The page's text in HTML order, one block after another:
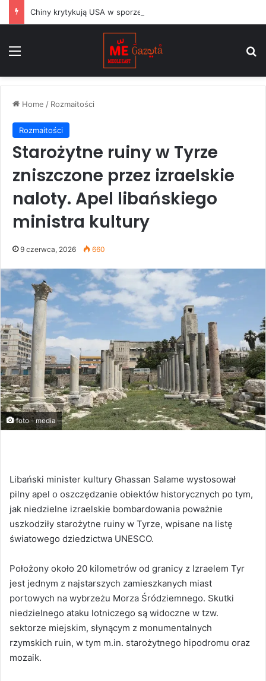
Home / Rozmaitości
Rozmaitości
Starożytne ruiny w Tyrze
zniszczone przez izraelskie
naloty. Apel libańskiego
ministra kultury
9 czerwca, 2026 660
foto - media
Libański minister kultury Ghassan Salame wystosował
pilny apel o oszczędzanie obiektów historycznych po tym,
jak niedzielne izraelskie bombardowania poważnie
uszkodziły starożytne ruiny w Tyrze, wpisane na listę
światowego dziedzictwa UNESCO.
Położony około 20 kilometrów od granicy z Izraelem Tyr
jest jednym z najstarszych zamieszkanych miast
portowych na wybrzeżu Morza Śródziemnego. Skutki
niedzielnego ataku lotniczego są widoczne w tzw.
sektorze miejskim, słynącym z monumentalnych
rzymskich ruin, w tym m.in. starożytnego hipodromu oraz
mozaik.